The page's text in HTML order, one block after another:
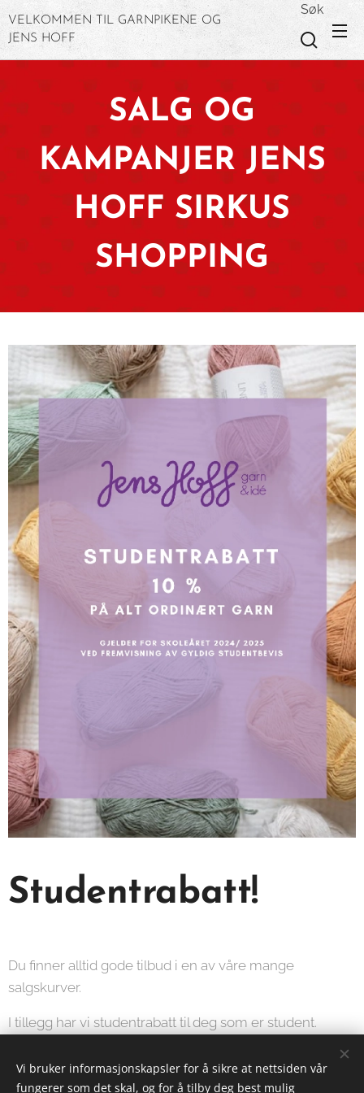
VELKOMMEN TIL GARNPIKENE OG
JENS HOFF
Søk
SALG OG
KAMPANJER JENS
HOFF SIRKUS
SHOPPING
Studentrabatt!
Du finner alltid gode tilbud i en av våre mange
salgskurver.
I tillegg har vi studentrabatt til deg som er student.
Vi bruker informasjonskapsler for å sikre at nettsiden vår
fungerer som det skal, og for å tilby deg best mulig